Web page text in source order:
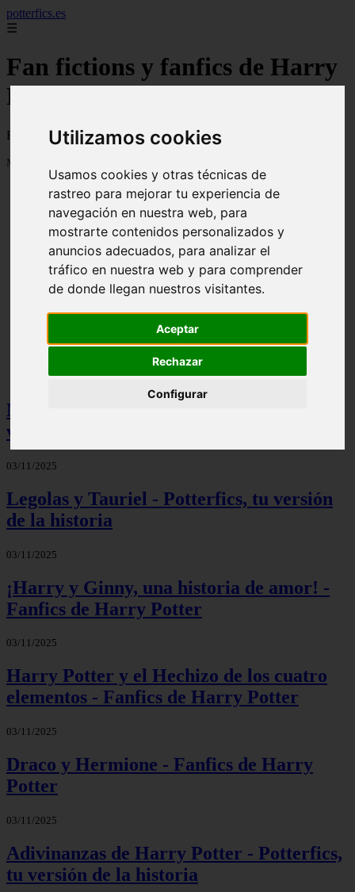
Utilizamos cookies
Usamos cookies y otras técnicas de
rastreo para mejorar tu experiencia de
navegación en nuestra web, para
mostrarte contenidos personalizados y
anuncios adecuados, para analizar el
tráfico en nuestra web y para comprender
de donde llegan nuestros visitantes.
Aceptar
Rechazar
Configurar
potterfics.es
☰
Fan fictions y fanfics de Harry
Potter en Español
Fan fictions y fanfics de Harry Potter en Español
Mostrando 1 - 24 de 3915 artículos
Otra vez - Potterfics, tu versión de la historia
Mis palabras favoritas - Potterfics, tu
versión de la historia
03/11/2025
Legolas y Tauriel - Potterfics, tu versión
de la historia
03/11/2025
¡Harry y Ginny, una historia de amor! -
Fanfics de Harry Potter
03/11/2025
Harry Potter y el Hechizo de los cuatro
elementos - Fanfics de Harry Potter
03/11/2025
Draco y Hermione - Fanfics de Harry
Potter
03/11/2025
Adivinanzas de Harry Potter - Potterfics,
tu versión de la historia